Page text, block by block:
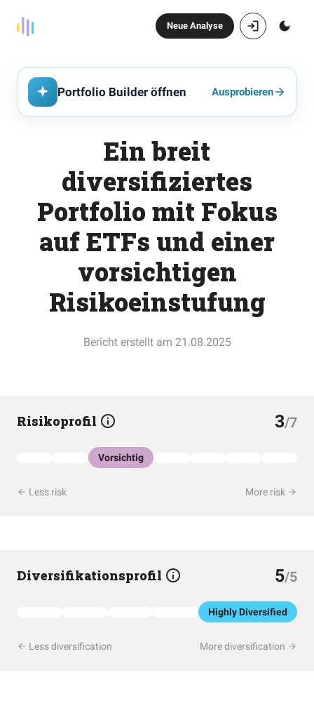
Neue Analyse
Portfolio Builder öffnen Ausprobieren
Ein breit
diversifiziertes
Portfolio mit Fokus
auf ETFs und einer
vorsichtigen
Risikoeinstufung
Bericht erstellt am 21.08.2025
Risikoprofil 3/7
Vorsichtig
Less risk More risk
Diversifikationsprofil 5/5
Highly Diversified
Less diversification More diversification